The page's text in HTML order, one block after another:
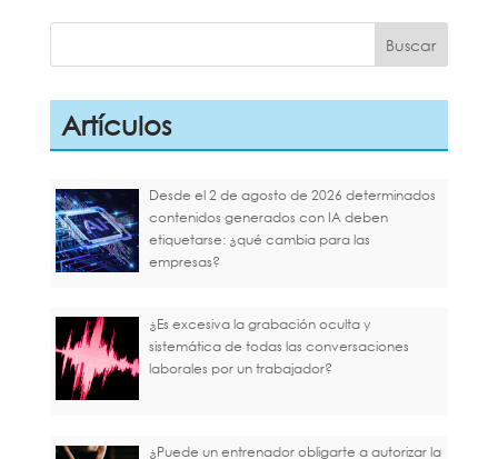
Artículos
Desde el 2 de agosto de 2026 determinados
contenidos generados con IA deben
etiquetarse: ¿qué cambia para las
empresas?
¿Es excesiva la grabación oculta y
sistemática de todas las conversaciones
laborales por un trabajador?
¿Puede un entrenador obligarte a autorizar la